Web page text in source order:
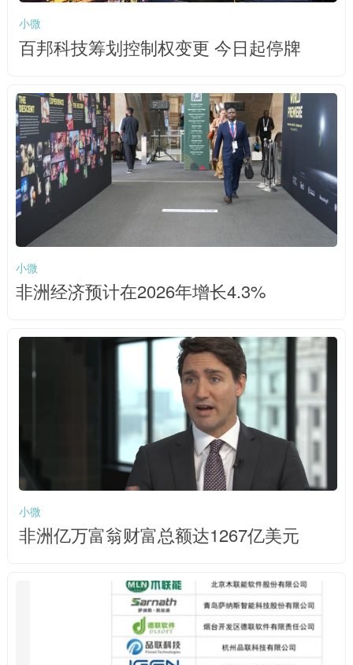
小微
百邦科技筹划控制权变更 今日起停牌
小微
非洲经济预计在2026年增长4.3%
小微
非洲亿万富翁财富总额达1267亿美元